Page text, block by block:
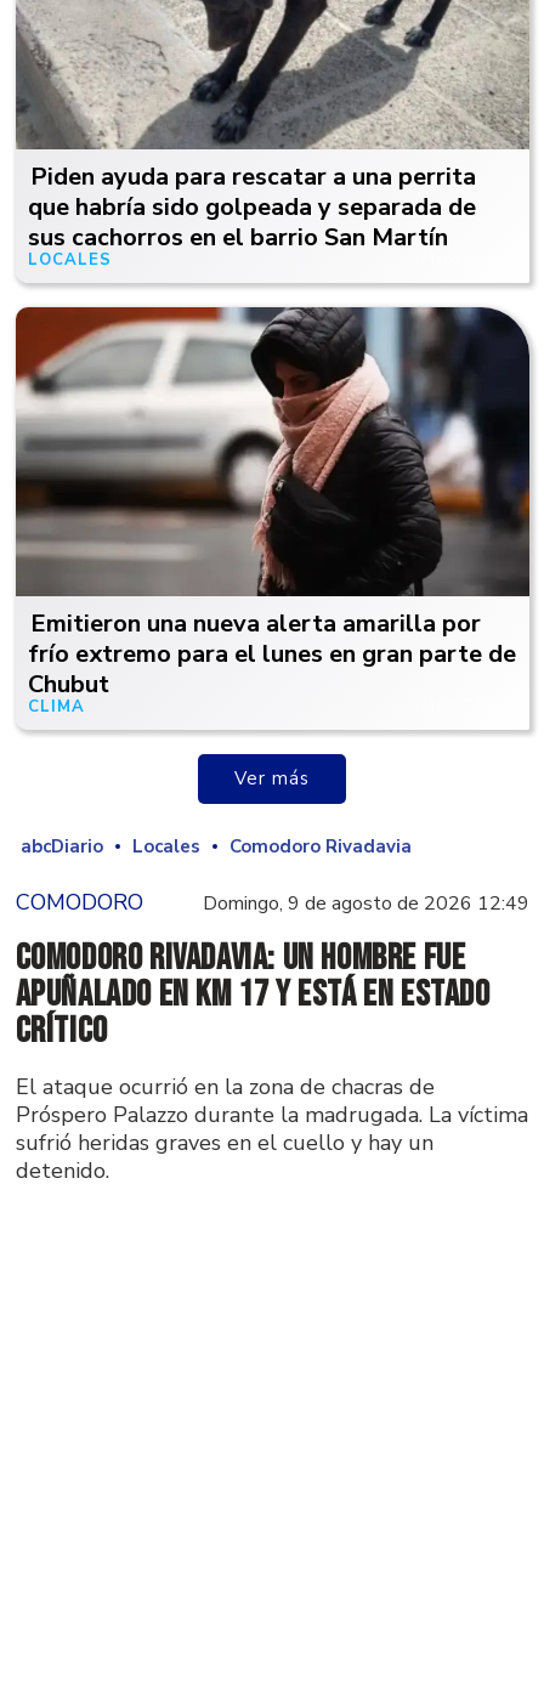
Piden ayuda para rescatar a una perrita
que habría sido golpeada y separada de
sus cachorros en el barrio San Martín
LOCALES
Emitieron una nueva alerta amarilla por
frío extremo para el lunes en gran parte de
Chubut
CLIMA
Ver más
abcDiario Locales Comodoro Rivadavia
COMODORO Domingo, 9 de agosto de 2026 12:49
Comodoro Rivadavia: un hombre fue
apuñalado en Km 17 y está en estado
crítico
El ataque ocurrió en la zona de chacras de
Próspero Palazzo durante la madrugada. La víctima
sufrió heridas graves en el cuello y hay un
detenido.